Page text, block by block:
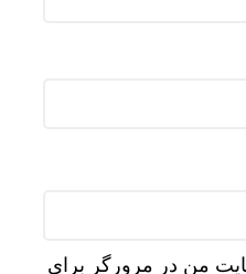
من در مرورگر برای